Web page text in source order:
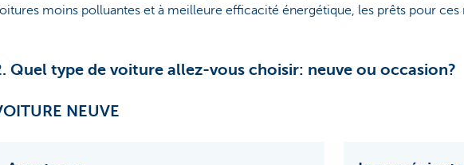
moins polluantes et à meilleure efficacité énergétique, les prêts pour ces
Quel type de voiture allez-vous choisir: neuve ou occasion?
NEUVE